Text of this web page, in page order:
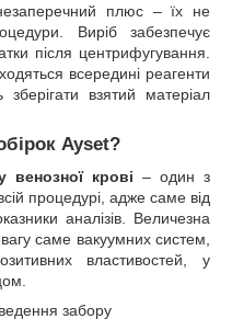
плюс – їх не
Виріб забезпечує
після центрифугування.
всередині реагенти
взятий матеріал
Ayset?
венозної крові – один з
процедурі, адже саме від
аналізів. Величезна
саме вакуумних систем,
властивостей, у
забору